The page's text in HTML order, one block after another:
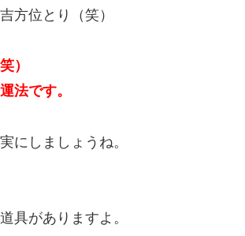
方位とり（笑）
）
法です。
にしましょうね。
具がありますよ。